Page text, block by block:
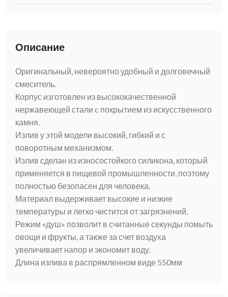
Описание
Оригинальный, невероятно удобный и долговечный
смеситель.
Корпус изготовлен из высококачественной
нержавеющей стали c покрытием из искусственного
камня.
Излив у этой модели высокий, гибкий и с
поворотным механизмом.
Излив сделан из износостойкого силикона, который
применяется в пищевой промышленности, поэтому
полностью безопасен для человека.
Материал выдерживает высокие и низкие
температуры и легко чистится от загрязнений.
Режим «душ» позволит в считанные секунды помыть
овощи и фрукты, а также за счет воздуха
увеличивает напор и экономит воду.
Длина излива в распрямленном виде 550мм